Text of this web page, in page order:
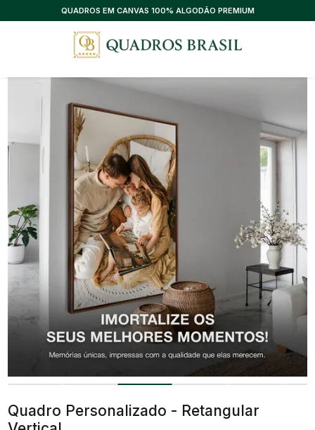
QUADROS EM CANVAS 100% ALGODÃO PREMIUM
Quadro Personalizado - Retangular